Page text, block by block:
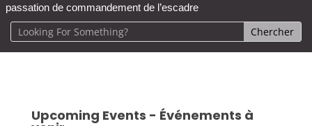
passation de commandement de l’escadre
Upcoming Events - Événements à